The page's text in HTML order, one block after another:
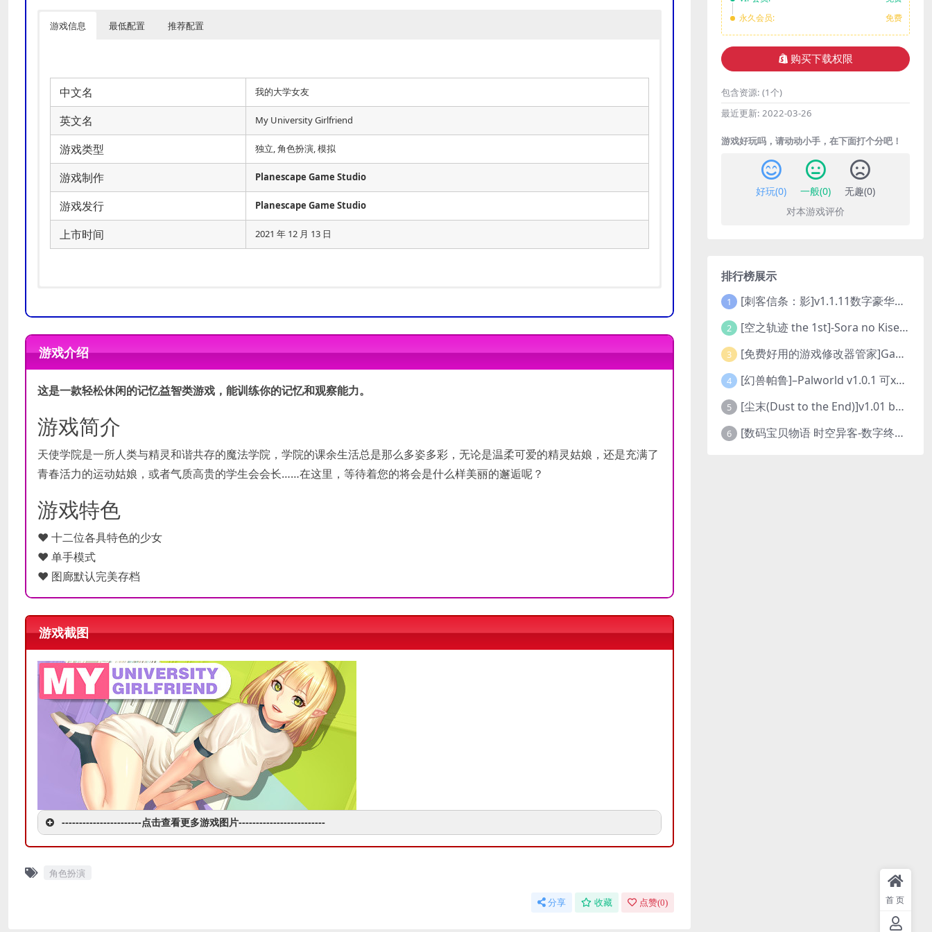
游戏信息 最低配置 推荐配置
中文名 我的大学女友
英文名 My University Girlfriend
游戏类型 独立, 角色扮演, 模拟
游戏制作 Planescape Game Studio
游戏发行 Planescape Game Studio
上市时间 2021 年 12 月 13 日
最低配置
声卡:Any
游戏介绍
这是一款轻松休闲的记忆益智类游戏，能训练你的记忆和观察能力。
游戏简介
天使学院是一所人类与精灵和谐共存的魔法学院，学院的课余生活总是那么多姿多彩，无论是温柔可爱的精灵姑娘，还是充满了
青春活力的运动姑娘，或者气质高贵的学生会会长……在这里，等待着您的将会是什么样美丽的邂逅呢？
游戏特色
❤ 十二位各具特色的少女
❤ 单手模式
❤ 图廊默认完美存档
游戏截图
-----------------------点击查看更多游戏图片-------------------------
角色扮演
分享 收藏 点赞(0)
永久会员:
免费
购买下载权限
包含资源: (1个)
最近更新: 2022-03-26
游戏好玩吗，请动动小手，在下面打个分吧！
好玩(0) 一般(0) 无趣(0)
对本游戏评价
排行榜展示
1 [刺客信条：影]v1.1.11数字豪华版全DLC
2 [空之轨迹 the 1st]-Sora no Kiseki the 1st-更新至v1.06.4-全DLC
3 [免费好用的游戏修改器管家]Game Cheats Manager
4 [幻兽帕鲁]–Palworld v1.0.1 可xbox联机
5 [尘末(Dust to the End)]v1.01 build9321107
6 [数码宝贝物语 时空异客-数字终极版]- Digimon Story Time Stranger-Build.23514637
首页